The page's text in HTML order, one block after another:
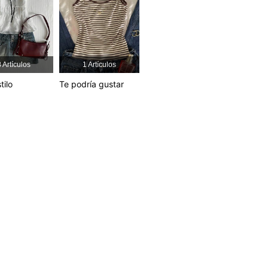
Artículos 1 Artículos
Te podría gustar